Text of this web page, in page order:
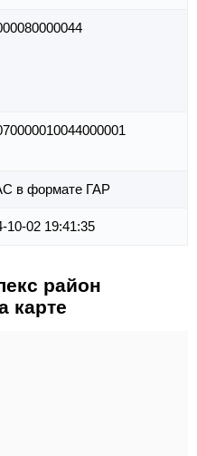
в формате ГАР
10-02 19:41:35
район
карте